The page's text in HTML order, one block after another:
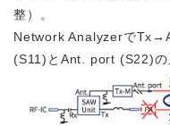
整）。
Network Analyzerで
(S11)とAnt. port (S22)の